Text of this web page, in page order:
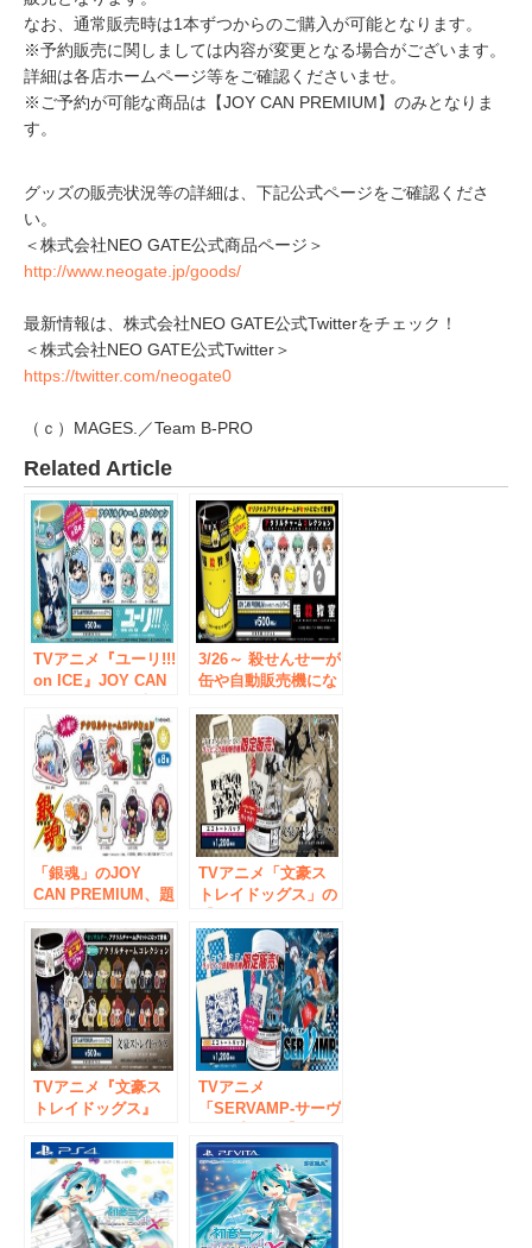
なお、通常販売時は1本ずつからのご購入が可能となります。
※予約販売に関しましては内容が変更となる場合がございます。
詳細は各店ホームページ等をご確認くださいませ。
※ご予約が可能な商品は【JOY CAN PREMIUM】のみとなりま
す。
グッズの販売状況等の詳細は、下記公式ページをご確認くださ
い。
＜株式会社NEO GATE公式商品ページ＞
http://www.neogate.jp/goods/
最新情報は、株式会社NEO GATE公式Twitterをチェック！
＜株式会社NEO GATE公式Twitter＞
https://twitter.com/neogate0
（ｃ）MAGES.／Team B-PRO
Related Article
TVアニメ『ユーリ!!!
on ICE』JOY CAN
決定！ 描き起こし
の【ひょこっと】ア
クリルチャームがセ
ットに！ ２人で一
つのタマゴに入った
【ひょこっと】にも
ご注目！
3/26～ 殺せんせーが
缶や自動販売機にな
アニメ「暗殺教室」
の【JOY CAN
PREMIUM】と【エ
コトートバッグ】が
発売決定！
「銀魂」のJOY
CAN PREMIUM、題
発売が決定！ まる
で『ジャスタウェ
イ』なドリンク缶
と、 銀さん達が缶
とコラボした公式描
き下ろしイラストの
アクリルチャームが
セットに！
TVアニメ「文豪ス
トレイドッグス」の
PREMIUM】が発売
決定！ 『ひょこっ
とシリーズ』のアク
リルチャームがセッ
トに！
TVアニメ『文豪ス
トレイドッグス』
PREMIUM 第２弾の
発売が決定！ 第２
弾である今回は、描
き起こしイラストを
使用した【セリホル
TVアニメ
「SERVAMP-サーヴ
CAN PREMIUM】が
発売決定！ カラフ
ルな卵からクロや真
昼が“ヒョコッ”と飛
び出た 『ひょこっ